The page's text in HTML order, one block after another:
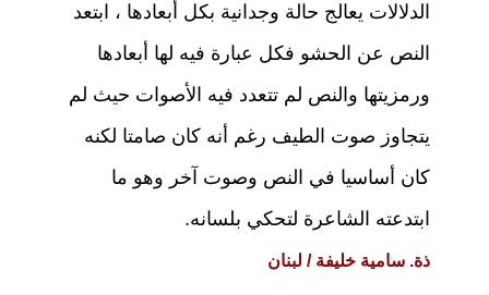
الدلالات يعالج حالة وجدانية بكل أبعادها ، ابتعد
النص عن الحشو فكل عبارة فيه لها أبعادها
ورمزيتها والنص لم تتعدد فيه الأصوات حيث لم
يتجاوز صوت الطيف رغم أنه كان صامتا لكنه
كان أساسيا في النص وصوت آخر وهو ما
ابتدعته الشاعرة لتحكي بلسانه.
ذة. سامية خليفة / لبنان